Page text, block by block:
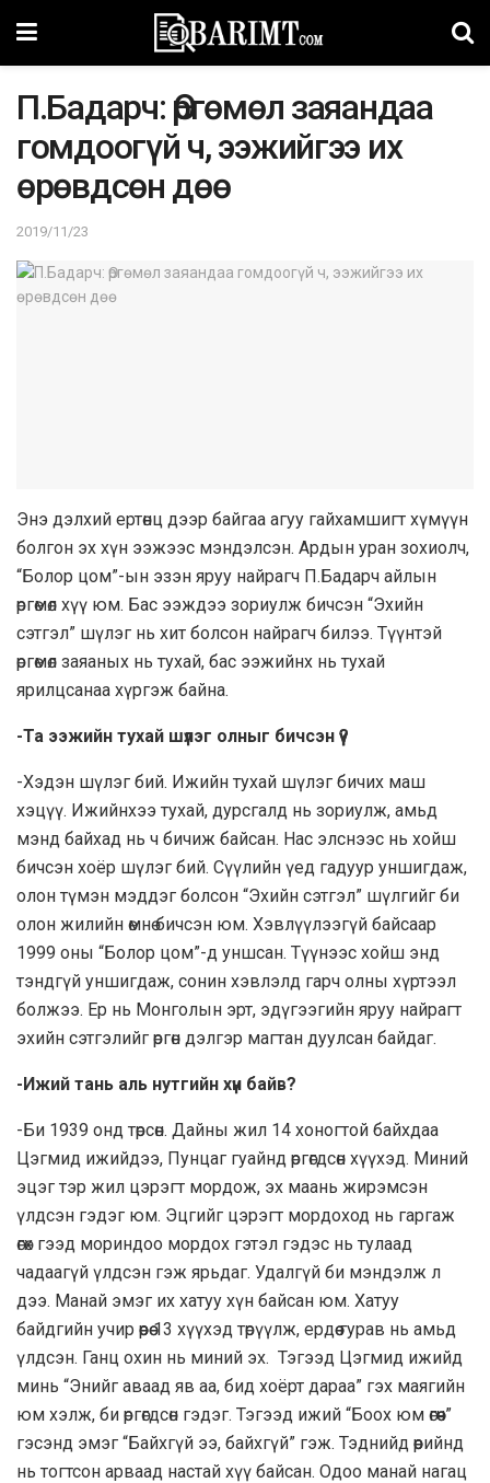
П.Бадарч: Өргөмөл заяандаа
гомдоогүй ч, ээжийгээ их
өрөвдсөн дөө
2019/11/23
Энэ дэлхий ертөнц дээр байгаа агуу гайхамшигт хүмүүн
болгон эх хүн ээжээс мэндэлсэн. Ардын уран зохиолч,
“Болор цом”-ын эзэн яруу найрагч П.Бадарч айлын
өргөмөл хүү юм. Бас ээждээ зориулж бичсэн “Эхийн
сэтгэл” шүлэг нь хит болсон найрагч билээ. Түүнтэй
өргөмөл заяаных нь тухай, бас ээжийнх нь тухай
ярилцсанаа хүргэж байна.
-Та ээжийн тухай шүлэг олныг бичсэн үү?
-Хэдэн шүлэг бий. Ижийн тухай шүлэг бичих маш
хэцүү. Ижийнхээ тухай, дурсгалд нь зориулж, амьд
мэнд байхад нь ч бичиж байсан. Нас элснээс нь хойш
бичсэн хоёр шүлэг бий. Сүүлийн үед гадуур уншигдаж,
олон түмэн мэддэг болсон “Эхийн сэтгэл” шүлгийг би
олон жилийн өмнө бичсэн юм. Хэвлүүлээгүй байсаар
1999 оны “Болор цом”-д уншсан. Түүнээс хойш энд
тэндгүй уншигдаж, сонин хэвлэлд гарч олны хүртээл
болжээ. Ер нь Монголын эрт, эдүгээгийн яруу найрагт
эхийн сэтгэлийг өргөн дэлгэр магтан дуулсан байдаг.
-Ижий тань аль нутгийн хүн байв?
-Би 1939 онд төрсөн. Дайны жил 14 хоногтой байхдаа
Цэгмид ижийдээ, Пунцаг гуайнд өргөгдсөн хүүхэд. Миний
эцэг тэр жил цэрэгт мордож, эх маань жирэмсэн
үлдсэн гэдэг юм. Эцгийг цэрэгт мордоход нь гаргаж
өгөх гээд мориндоо мордох гэтэл гэдэс нь тулаад
чадаагүй үлдсэн гэж ярьдаг. Удалгүй би мэндэлж л
дээ. Манай эмэг их хатуу хүн байсан юм. Хатуу
байдгийн учир өөрөө 13 хүүхэд төрүүлж, ердөө гурав нь амьд
үлдсэн. Ганц охин нь миний эх. Тэгээд Цэгмид ижийд
минь “Энийг аваад яв аа, бид хоёрт дараа” гэх маягийн
юм хэлж, би өргөгдсөн гэдэг. Тэгээд ижий “Боох юм өгөөч”
гэсэнд эмэг “Байхгүй ээ, байхгүй” гэж. Тэднийд өөрийнд
нь тогтсон арваад настай хүү байсан. Одоо манай нагац